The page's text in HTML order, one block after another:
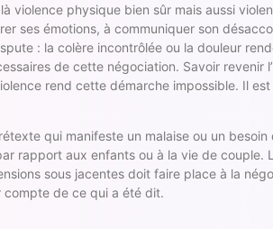
violence physique bien sûr mais aussi
ses émotions, à communiquer son
: la colère incontrôlée ou la douleur
de cette négociation. Savoir revenir
rend cette démarche impossible. Il
qui manifeste un malaise ou un besoin
rapport aux enfants ou à la vie de couple.
sous jacentes doit faire place à la
compte de ce qui a été dit.